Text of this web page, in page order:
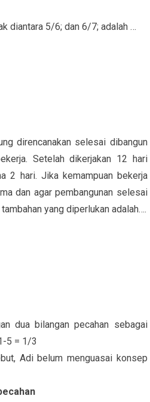
diantara 5/6; dan 6/7; adalah …
direncanakan selesai dibangun
Setelah dikerjakan 12 hari
2 hari. Jika kemampuan bekerja
dan agar pembangunan selesai
yang diperlukan adalah….
dua bilangan pecahan sebagai
5 = 1/3
Adi belum menguasai konsep